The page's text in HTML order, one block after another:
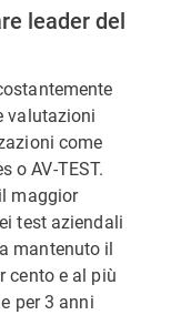
leader del
valutazioni
come
o AV-TEST.
maggior
test aziendali
mantenuto il
cento e al più
per 3 anni